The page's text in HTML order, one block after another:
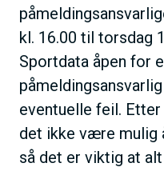
kl. 16.00 til torsdag
Sportdata åpen for
eventuelle feil.
det ikke være mulig
så det er viktig at